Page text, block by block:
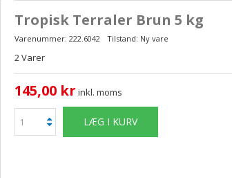
Tropisk Terraler Brun 5 kg
Varenummer: 222.6042 Tilstand: Ny vare
2Varer
145,00 kr inkl. moms
LÆG I KURV